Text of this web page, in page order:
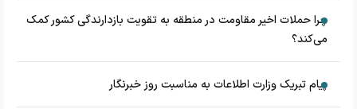
چرا حملات اخیر مقاومت در منطقه به تقویت بازدارندگی کشور کمک
می‌کند؟
پیام تبریک وزارت اطلاعات به مناسبت روز خبرنگار